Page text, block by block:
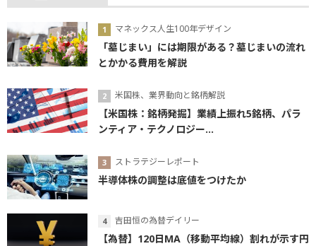
マネックス人生100年デザイン
「墓じまい」には期限がある？墓じまいの流れ
とかかる費用を解説
米国株、業界動向と銘柄解説
【米国株：銘柄発掘】業績上振れ5銘柄、パラ
ンティア・テクノロジー...
ストラテジーレポート
半導体株の調整は底値をつけたか
吉田恒の為替デイリー
【為替】120日MA（移動平均線）割れが示す円